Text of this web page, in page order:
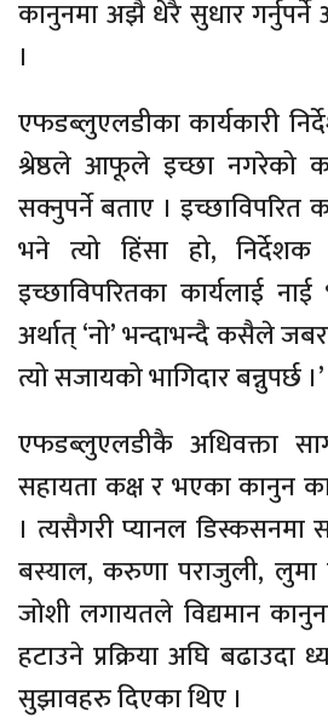
कानुनमा अझै धेरै सुधार
।
एफडब्लुएलडीका कार्यकारी
श्रेष्ठले आफूले इच्छा नगरेको
सक्नुपर्ने बताए ।
भने त्यो हिंसा हो, निर्देशक
इच्छाविपरितका कार्यलाई
अर्थात् ‘नो’ भन्दाभन्दै कसैले
त्यो सजायको भागिदार बन्नुपर्छ ।’
एफडब्लुएलडीकै अधिवक्ता
सहायता कक्ष र भएका कानुन
। त्यसैगरी प्यानल डिस्कसनमा
बस्याल, करुणा पराजुली, लुमा
जोशी लगायतले विद्यमान
हटाउने प्रक्रिया अघि बढाउदा
सुझावहरु दिएका थिए ।